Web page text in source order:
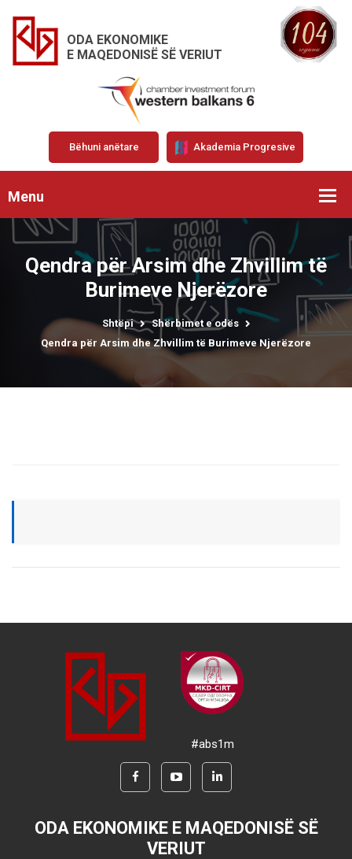
ODA EKONOMIKE
E MAQEDONISË SË VERIUT
Bëhuni anëtare Akademia Progresive
Menu
Qendra për Arsim dhe Zhvillim të
Burimeve Njerëzore
Shtëpi
Shërbimet e odës
Qendra për Arsim dhe Zhvillim të Burimeve Njerëzore
#abs1m
ODA EKONOMIKE E MAQEDONISË SË
VERIUT